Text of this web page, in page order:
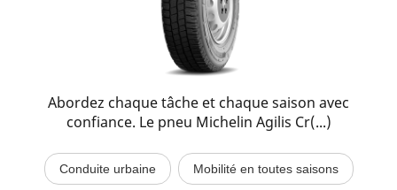
Abordez chaque tâche et chaque saison avec
confiance. Le pneu Michelin Agilis Cr(...)
Conduite urbaine Mobilité en toutes saisons